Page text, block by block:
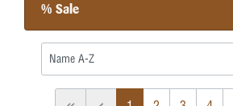
% Sale